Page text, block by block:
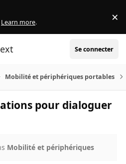
Learn more. ×
Se connecter
Mobilité et périphériques portables
pour dialoguer
Mobilité et périphériques